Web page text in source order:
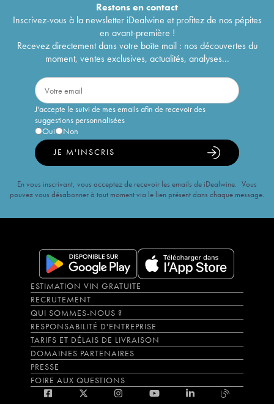
Restons encontact
Inscrivez-vous à la newsletter iDealwine et profitez de nos pépites
en avant-première !
Recevez directement dans votre boîte mail : nos découvertes du
moment, ventes exclusives, actualités, analyses...
J'accepte le suivi de mes emails afin de recevoir des
suggestions personnalisées
Oui
Non
JE M'INSCRIS
En vous inscrivant, vous acceptez de recevoir les emails de iDealwine. Vous
pouvez vous désabonner à tout moment via le lien présent dans chaque message.
ESTIMATION VIN GRATUITE
RECRUTEMENT
QUI SOMMES-NOUS ?
RESPONSABILITÉ D'ENTREPRISE
TARIFS ET DÉLAIS DE LIVRAISON
DOMAINES PARTENAIRES
PRESSE
FOIRE AUX QUESTIONS